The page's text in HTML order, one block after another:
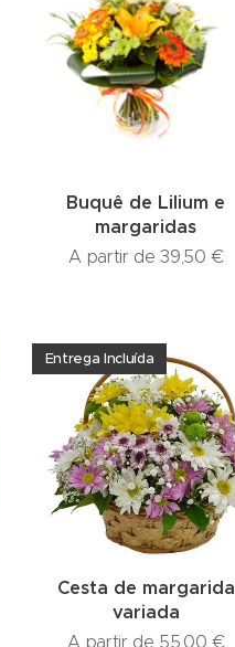
Buquê de Lilium e
margaridas
A partir de39,50 €
Cesta de margarida
variada
Entrega Incluída
A partir de 55,00 €